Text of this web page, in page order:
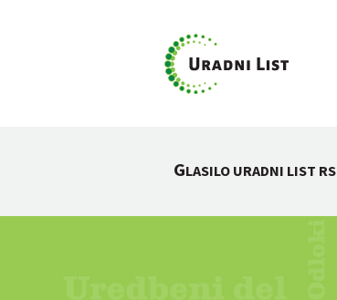
GLASILO URADNI LIST RS